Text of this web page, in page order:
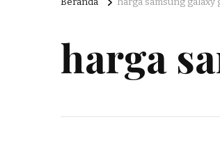
Beranda harga samsung galaxy
harga